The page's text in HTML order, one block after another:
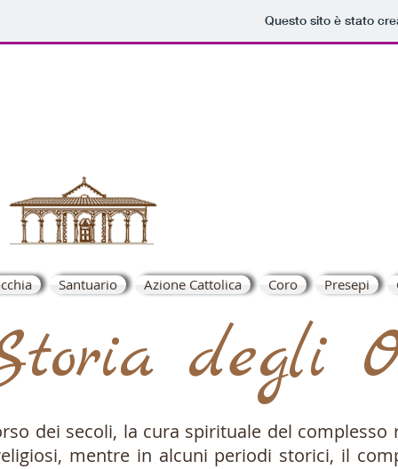
Questo sito è stato
Santuario Azione Cattolica Coro Presepi
degli
dei secoli, la cura spirituale del complesso
mentre in alcuni periodi storici, il